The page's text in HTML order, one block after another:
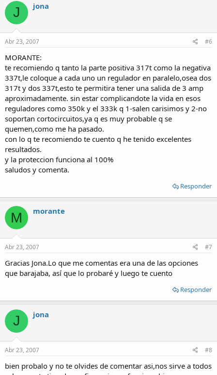
J jona
Abr 23, 2007 #6
MORANTE:
te recomiendo q tanto la parte positiva 317t como la negativa
337t,le coloque a cada uno un regulador en paralelo,osea dos
317t y dos 337t,esto te permitira tener una salida de 3 amp
aproximadamente. sin estar complicandote la vida en esos
reguladores como 350k y el 333k q 1-salen carisimos y 2-no
soportan cortocircuitos,ya q es muy probable q se
quemen,como me ha pasado.
con lo q te recomiendo te cuento q he tenido excelentes
resultados.
y la proteccion funciona al 100%
saludos y comenta.
Responder
M morante
Abr 23, 2007 #7
Gracias Jona.Lo que me comentas era una de las opciones
que barajaba, así que lo probaré y luego te cuento
Responder
J jona
Abr 23, 2007 #8
bien probalo y no te olvides de comentar asi,nos sirve a todos